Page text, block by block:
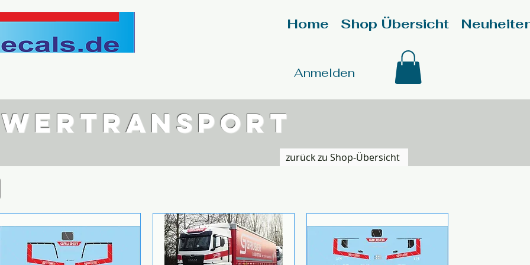
Home Shop Übersicht
Anmelden
zurück zu Shop-Übersicht